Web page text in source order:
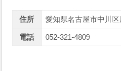
住所 愛知県名古屋市中川
電話 052-321-4809